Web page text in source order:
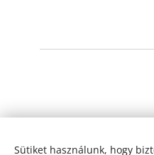
Sütiket használunk, hogy